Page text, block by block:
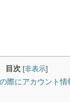
目次 [非表示]
際にアカウント情